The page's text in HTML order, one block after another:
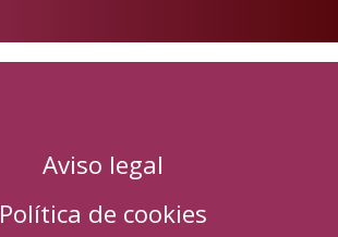
Aviso legal
Política de cookies